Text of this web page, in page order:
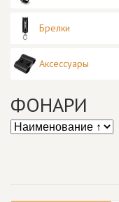
Брелки
Аксессуары
ФОНАРИ